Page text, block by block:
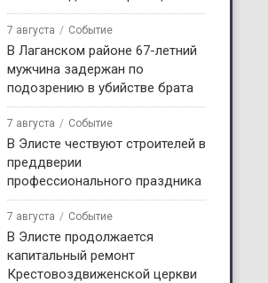
7 августа Событие
В Лаганском районе 67-летний
мужчина задержан по
подозрению в убийстве брата
7 августа Событие
В Элисте чествуют строителей в
преддверии
профессионального праздника
7 августа Событие
В Элисте продолжается
капитальный ремонт
Крестовоздвиженской церкви